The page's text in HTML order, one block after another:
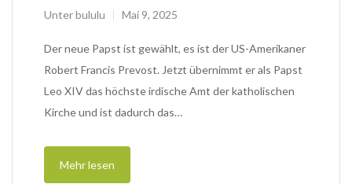
Unterbululu Mai 9, 2025
Der neue Papst ist gewählt, es ist der US-Amerikaner
Robert Francis Prevost. Jetzt übernimmt er als Papst
Leo XIV das höchste irdische Amt der katholischen
Kirche und ist dadurch das…
Mehr lesen